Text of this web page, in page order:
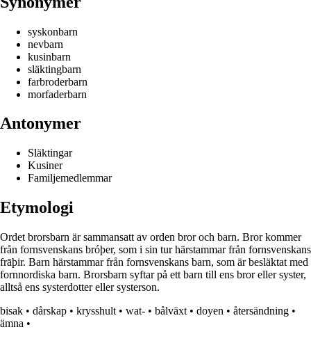
syskonbarn
nevbarn
kusinbarn
släktingbarn
farbroderbarn
morfaderbarn
Antonymer
Släktingar
Kusiner
Familjemedlemmar
Etymologi
Ordet brorsbarn är sammansatt av orden bror och barn. Bror kommer
från fornsvenskans bróþer, som i sin tur härstammar från fornsvenskans
frāþir. Barn härstammar från fornsvenskans barn, som är besläktat med
fornnordiska barn. Brorsbarn syftar på ett barn till ens bror eller syster,
alltså ens systerdotter eller systerson.
bisak • dårskap • krysshult • wat- • bålväxt • doyen • återsändning •
ämna •